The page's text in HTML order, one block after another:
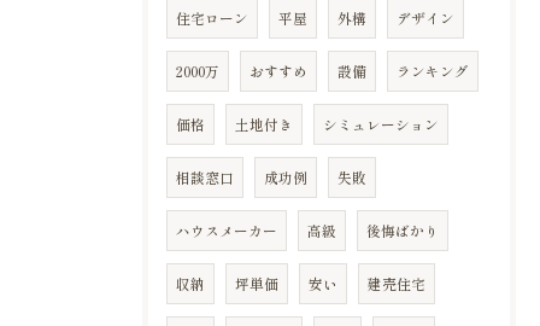
住宅ローン 平屋 外構 デザイン
2000万 おすすめ 設備 ランキング
価格 土地付き シミュレーション
相談窓口 成功例 失敗
ハウスメーカー 高級 後悔ばかり
収納 坪単価 安い 建売住宅